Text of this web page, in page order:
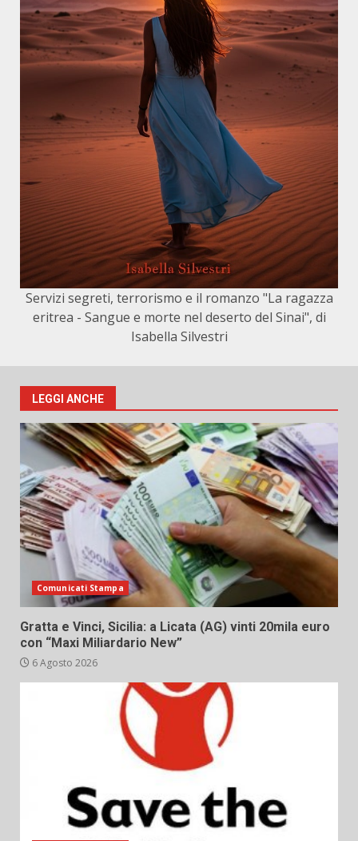
Servizi segreti, terrorismo e il romanzo "La ragazza
eritrea - Sangue e morte nel deserto del Sinai", di
Isabella Silvestri
LEGGI ANCHE
Comunicati Stampa
Gratta e Vinci, Sicilia: a Licata (AG) vinti 20mila euro
con “Maxi Miliardario New”
6 Agosto 2026